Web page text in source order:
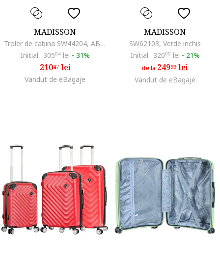
MADISSON
Troler de cabina SW44204, ABS, 4 roti, cifru, 55 cm, negru
Initial: 30504lei - 31%
21047lei
Vandut de eBagaje
MADISSON
SW62103, Verde inchis
Initial: 32000 lei - 21%
de la 24999lei
Vandut de eBagaje